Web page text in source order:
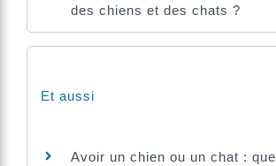
des chiens et des chats ?
Et aussi
Avoir un chien ou un chat :